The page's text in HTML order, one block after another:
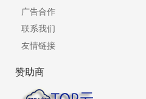
广告合作
联系我们
友情链接
赞助商